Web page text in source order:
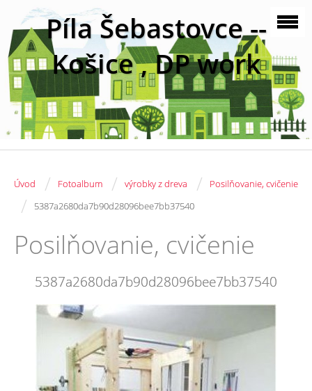
Píla Šebastovce --
Košice , DP work
Úvod / Fotoalbum / výrobky z dreva / Posilňovanie, cvičenie
/ 5387a2680da7b90d28096bee7bb37540
Posilňovanie, cvičenie
5387a2680da7b90d28096bee7bb37540